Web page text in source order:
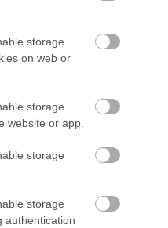
storage
on web or
storage
website or app.
storage
storage
authentication
ÉS P...
05 Eger ügye
MARADT AZ ORSZÁG